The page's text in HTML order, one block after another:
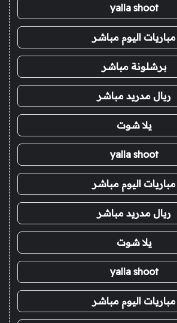
yalla shoot
مباريات اليوم مباشر
برشلونة مباشر
ريال مدريد مباشر
يلا شوت
yalla shoot
مباريات اليوم مباشر
ريال مدريد مباشر
يلا شوت
yalla shoot
مباريات اليوم مباشر